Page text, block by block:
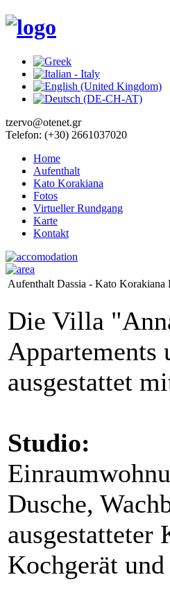
tzervo@otenet.gr
Telefon: (+30) 2661037020
Home
Aufenthalt
Kato Korakiana
Fotos
Virtueller Rundgang
Karte
Kontakt
Aufenthalt Dassia - Kato Korakiana
Die Villa
Appartements
ausgestattet
Studio:
Dusche,
Kochgerät